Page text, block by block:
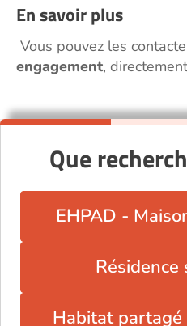
En savoir plus
Vous pouvez les
engagement,
Que
EHPAD -
Résidence
Habitat partagé